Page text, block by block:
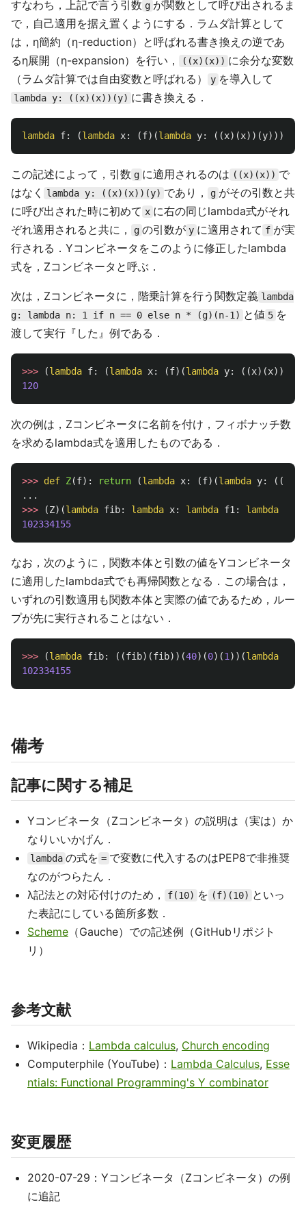
すなわち，上記で言う引数 g が関数として呼び出されるま
で，自己適用を据え置くようにする．ラムダ計算として
は，η簡約（η-reduction）と呼ばれる書き換えの逆であ
るη展開（η-expansion）を行い，
((x)(x)) に余分な変数
（ラムダ計算では自由変数と呼ばれる）
y を導入して
lambda y: ((x)(x))(y) に書き換える．
lambda f: (lambda x: (f)(lambda y: ((x)(x))(y)))(
この記述によって，引数 g に適用されるのは ((x)(x)) で
はなく
lambda y: ((x)(x))(y) であり， g がその引数と共
に呼び出された時に初めて x に右の同じlambda式がそれ
ぞれ適用されると共に，
g の引数が y に適用されて f が実
行される．Yコンビネータをこのように修正したlambda
式を，Zコンビネータと呼ぶ．
次は，Zコンビネータに，階乗計算を行う関数定義 lambda
g: lambda n: 1 if n == 0 else n * (g)(n-1) と値 5 を
渡して実行『した』例である．
>>> (lambda f: (lambda x: (f)(lambda y: ((x)(x))(
120
次の例は，Zコンビネータに名前を付け，フィボナッチ数
を求めるlambda式を適用したものである．
>>> def Z(f): return (lambda x: (f)(lambda y: ((
...
>>>
(Z)(lambda fib: lambda x: lambda f1 : lambda
102334155
なお，次のように，関数本体と引数の値をYコンビネータ
に適用したlambda式でも再帰関数となる．この場合は，
いずれの引数適用も関数本体と実際の値であるため，ルー
プが先に実行されることはない．
>>> (lambda fib: ((fib)(fib))(40)(0)(1 ))(lambda
102334155
備考
記事に関する補足
Yコンビネータ（Zコンビネータ）の説明は（実は）か
なりいいかげん．
lambda の式を = で変数に代入するのはPEP8で非推奨
なのがつらたん．
λ記法との対応付けのため，
f(10) を (f)(10) といっ
た表記にしている箇所多数．
Scheme （Gauche）での記述例（GitHubリポジト
リ）
参考文献
Wikipedia： Lambda calculus, Church encoding
Computerphile (YouTube)： Lambda Calculus, Esse
ntials: Functional Programming's Y combinator
変更履歴
2020-07-29：Yコンビネータ（Zコンビネータ）の例
に追記